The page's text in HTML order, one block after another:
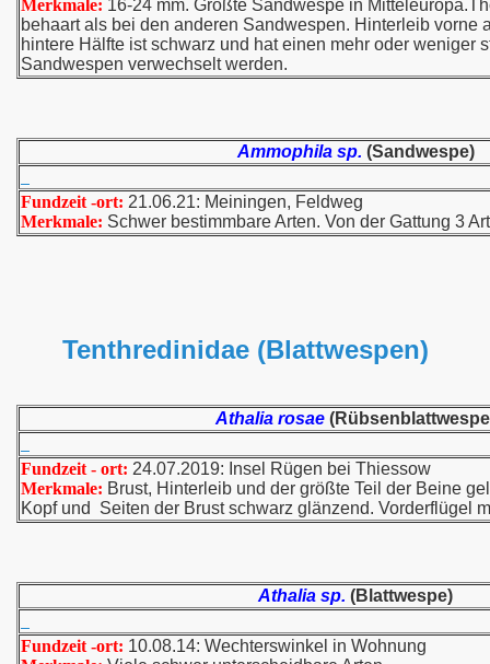
Merkmale: 16-24 mm. Größte Sandwespe in
behaart als bei den anderen Sandwespen. Hinterleib
hintere Hälfte ist schwarz und hat einen mehr oder weniger
Sandwespen verwechselt werden.
Ammophila sp. (Sandwespe)
Fundzeit -ort: 21.06.21: Meiningen, Feldweg
Merkmale: Schwer bestimmbare Arten. Von der Gattung 3
Tenthredinidae (Blattwespen)
Athalia rosae
Fundzeit - ort: 24.07.2019: Insel Rügen bei Thiessow
Merkmale: Brust, Hinterleib und der größte Teil der Beine
Kopf und Seiten der Brust schwarz glänzend. Vorderflügel
Athalia sp. (Blattwespe)
Fundzeit -ort: 10.08.14: Wechterswinkel in Wohnung